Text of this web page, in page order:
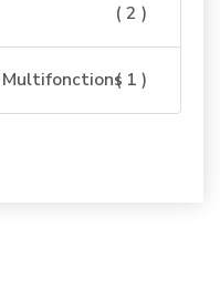
( 2 )
Multifonctions( 1 )